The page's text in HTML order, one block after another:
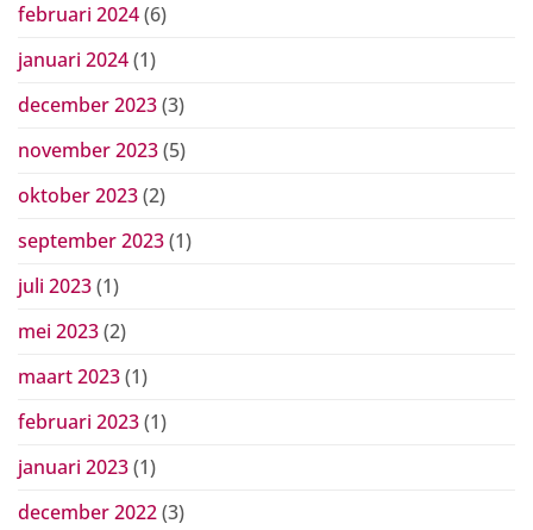
februari 2024(6)
januari 2024(1)
december 2023(3)
november 2023(5)
oktober 2023(2)
september 2023(1)
juli 2023(1)
mei 2023(2)
maart 2023(1)
februari 2023(1)
januari 2023(1)
december 2022(3)